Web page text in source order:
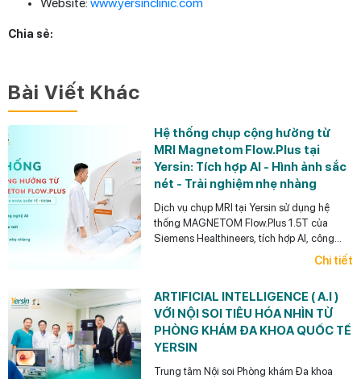
Chia sẻ:
Bài Viết Khác
Hệ thống chụp cộng hưởng từ
MRI Magnetom Flow.Plus tại
Yersin: Tích hợp AI - Hình ảnh sắc
nét - Trải nghiệm nhẹ nhàng
Dịch vụ chụp MRI tại Yersin sử dụng hệ
thống MAGNETOM Flow.Plus 1.5T của
Siemens Healthineers, tích hợp AI, công
nghệ Deep Resolve, khử tiếng ồn và tối ưu
Chi tiết
ARTIFICIAL INTELLIGENCE ( A.I )
VỚI NỘI SOI TIÊU HÓA NHÌN TỪ
PHÒNG KHÁM ĐA KHOA QUỐC TẾ
YERSIN
Trung tâm Nội soi Phòng khám Đa khoa